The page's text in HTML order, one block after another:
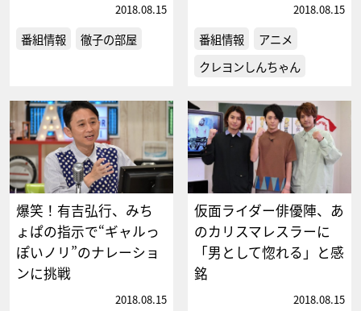
2018.08.15
番組情報 徹子の部屋
2018.08.15
番組情報
アニメ
クレヨンしんちゃん
爆笑！有吉弘行、みち
ょぱの指示で“ギャルっ
ぽいノリ”のナレーショ
ンに挑戦
2018.08.15
仮面ライダー俳優陣、あ
のカリスマレスラーに
「男として惚れる」と感
銘
2018.08.15